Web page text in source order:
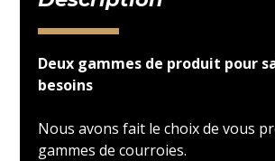
Deux gammes de produit pour
besoins
Nous avons fait le choix de vous
gammes de courroies.